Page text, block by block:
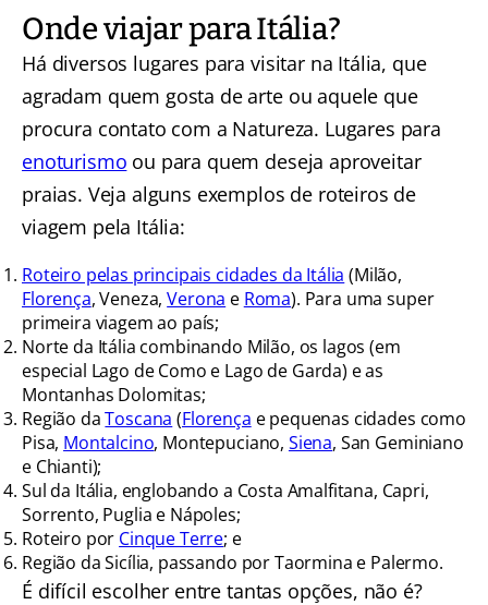
Onde viajar para Itália?
Há diversos lugares para visitar na Itália, que
agradam quem gosta de arte ou aquele que
procura contato com a Natureza. Lugares para
enoturismo ou para quem deseja aproveitar
praias. Veja alguns exemplos de roteiros de
viagem pela Itália:
Roteiro pelas principais cidades da Itália (Milão,
Florença, Veneza,Verona e Roma). Para uma super
primeira viagem ao país;
Norte da Itália combinando Milão, os lagos (em
especial Lago de Como e Lago de Garda) e as
Montanhas Dolomitas;
Região daToscana (Florença e pequenas cidades como
Pisa, Montalcino, Montepuciano, Siena, San Geminiano
e Chianti);
Sul da Itália, englobando a Costa Amalfitana, Capri,
Sorrento, Puglia e Nápoles;
Roteiro por Cinque Terre; e
Região da Sicília, passando por Taormina e Palermo.
É difícil escolher entre tantas opções, não é?